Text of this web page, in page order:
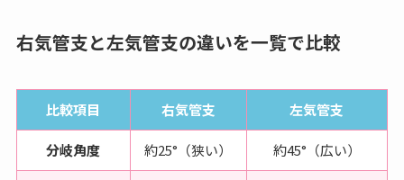
右気管支と左気管支の違いを一覧で比較
比較項目 右気管支 左気管支
分岐角度 約25°（狭い） 約45°（広い）